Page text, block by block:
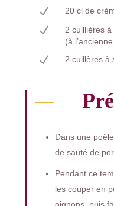
N 20 cl de
N
2 cuillières
(à
N 2 cuillères à
Dans une
de sauté de
Pendant ce
les couper en